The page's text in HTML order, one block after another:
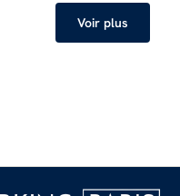
Voir plus